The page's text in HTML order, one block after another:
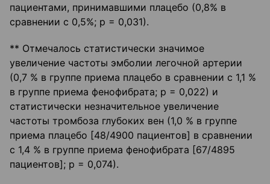
пациентами, принимавшими плацебо (0,8% в
сравнении с 0,5%; р = 0,031).
** Отмечалось статистически значимое
увеличение частоты эмболии легочной артерии
(0,7 % в группе приема плацебо в сравнении с 1,1 %
в группе приема фенофибрата; р = 0,022) и
статистически незначительное увеличение
частоты тромбоза глубоких вен (1,0 % в группе
приема плацебо [48/4900 пациентов] в сравнении
с 1,4 % в группе приема фенофибрата [67/4895
пациентов]; р = 0,074).